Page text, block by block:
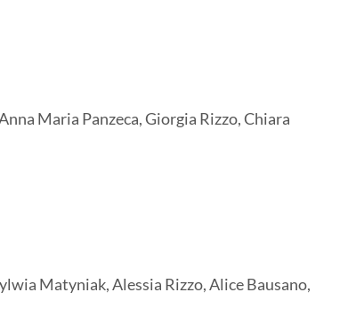
Maria Panzeca, Giorgia Rizzo, Chiara
Matyniak, Alessia Rizzo, Alice Bausano,